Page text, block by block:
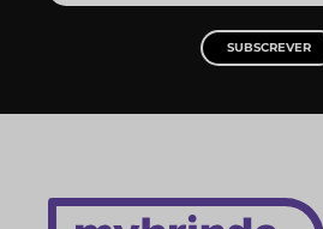
SUBSCREVER